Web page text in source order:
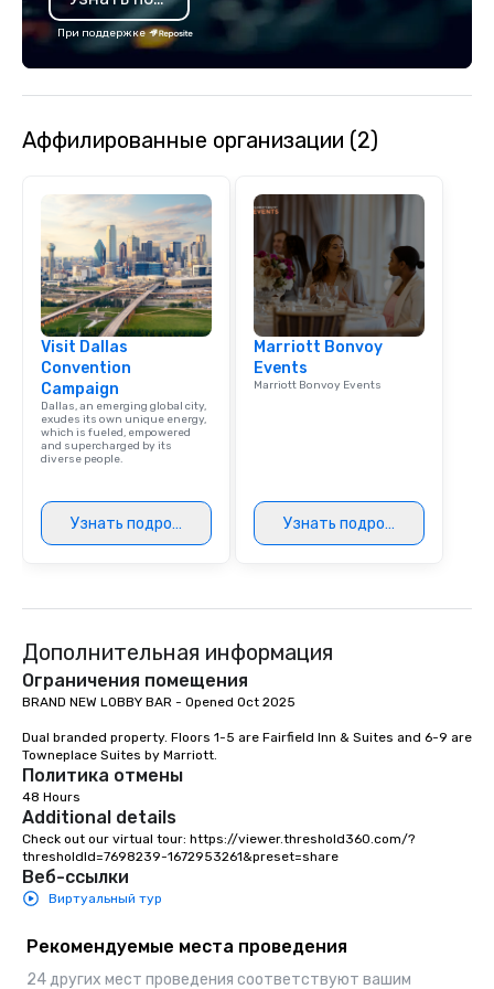
Lip Smacking Foodie
that are sure to add
Dining When meeting
Smacking Foodie
group is assured a
experience with three
signature dishes at
Our affordable tours
included. The only
Our exclusive
ultimate networking
traverse along the
При поддержке
Аффилированные организации (2)
Visit Dallas
Convention
Campaign
Dallas, an emerging global city,
exudes its own unique energy,
which is fueled, empowered
and supercharged by its
diverse people.
Узнать подробнее
Marriott Bonvoy
Events
Marriott Bonvoy Events
Узнать подробнее
Дополнительная информация
Ограничения помещения
BRAND NEW LOBBY BAR - Opened Oct 2025
Dual branded property. Floors 1-5 are Fairfield Inn & Suites and 6-9 are
Towneplace Suites by Marriott.
Политика отмены
48 Hours
Additional details
Check out our virtual tour: https://viewer.threshold360.com/?
thresholdId=7698239-1672953261&preset=share
Веб-ссылки
Виртуальный тур
Рекомендуемые места проведения
24 других мест проведения соответствуют вашим